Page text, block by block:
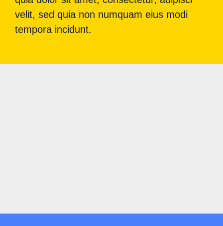
velit, sed quia non numquam eius modi
tempora incidunt.